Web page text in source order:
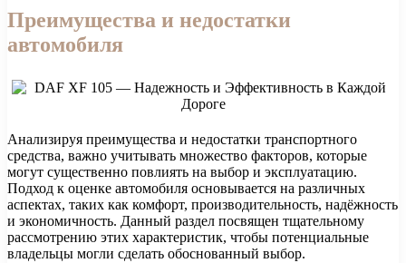
Преимущества и недостатки
автомобиля
Анализируя преимущества и недостатки транспортного
средства, важно учитывать множество факторов, которые
могут существенно повлиять на выбор и эксплуатацию.
Подход к оценке автомобиля основывается на различных
аспектах, таких как комфорт, производительность, надёжность
и экономичность. Данный раздел посвящен тщательному
рассмотрению этих характеристик, чтобы потенциальные
владельцы могли сделать обоснованный выбор.